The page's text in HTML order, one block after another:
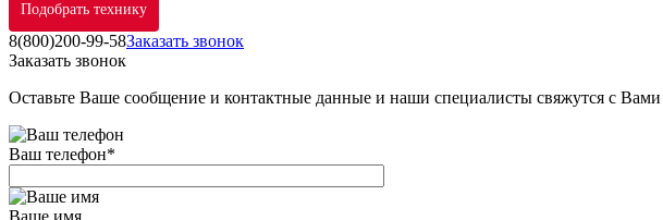
Подобрать технику
8(800)200-99-58Заказать звонок
Заказать звонок
Оставьте Ваше сообщение и контактные данные и наши специалисты свяжутся с
Ваш телефон*
Ваше имя